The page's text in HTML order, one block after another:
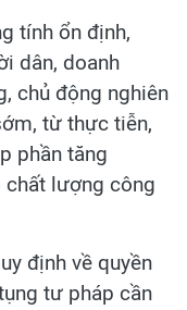
tính ổn định,
dân, doanh
chủ động nghiên
từ thực tiễn,
phần tăng
chất lượng công
định về quyền
tư pháp cần